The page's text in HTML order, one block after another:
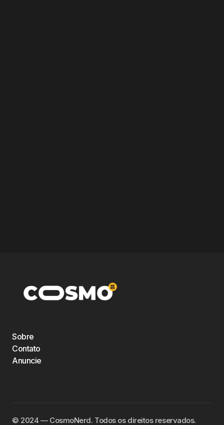
Sobre
Contato
Anuncie
©️ 2024 — CosmoNerd. Todos os direitos reservados.